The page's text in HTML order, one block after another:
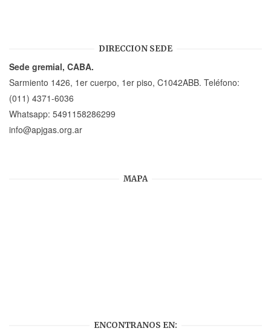
DIRECCION SEDE
Sede gremial, CABA.
Sarmiento 1426, 1er cuerpo, 1er piso, C1042ABB. Teléfono:
(011) 4371-6036
Whatsapp: 5491158286299
info@apjgas.org.ar
MAPA
ENCONTRANOS EN: